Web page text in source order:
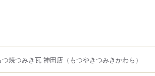
つ焼つみき瓦 神田店 （もつやきつみきかわら）